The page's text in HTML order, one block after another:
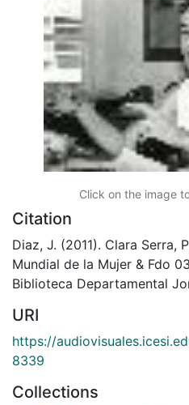
Click on the image
Citation
Diaz, J. (2011). Clara Serra,
Mundial de la Mujer & Fdo
Biblioteca Departamental
URI
https://
8339
Collections